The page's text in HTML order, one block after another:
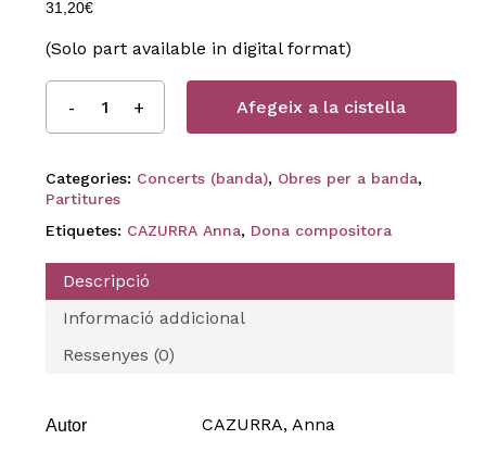
31,20€
(Solo part available in digital format)
Afegeix a la cistella
Categories: Concerts (banda), Obres per a banda,
Partitures
Etiquetes: CAZURRA Anna, Dona compositora
Descripció
Informació addicional
Ressenyes (0)
Autor CAZURRA, Anna